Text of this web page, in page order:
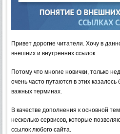
Привет дорогие читатели. Хочу в
внешних и внутренних ссылок.
Потому что многие новички, только
очень часто путаются в этих
важных терминах.
В качестве дополнения к основной
несколько сервисов, которые
ссылок любого сайта.